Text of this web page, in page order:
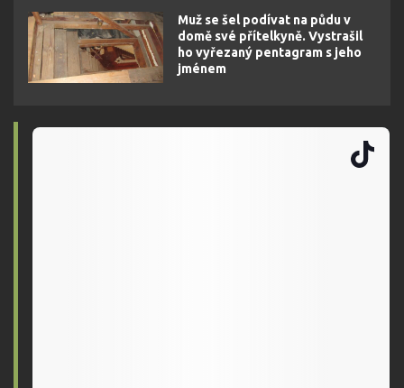
Muž se šel podívat na půdu v
domě své přítelkyně. Vystrašil
ho vyřezaný pentagram s jeho
jménem